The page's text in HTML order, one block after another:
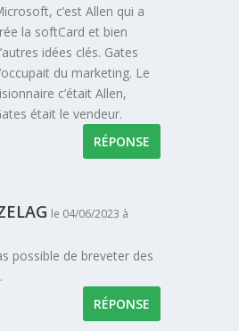
c’est Allen qui a
la softCard et bien
idées clés. Gates
du marketing. Le
c’était Allen,
était le vendeur.
RÉPONSE
le 04/06/2023 à
possible de breveter des
RÉPONSE